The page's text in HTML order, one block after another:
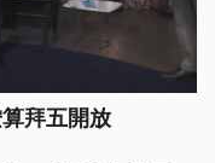
拜五開放